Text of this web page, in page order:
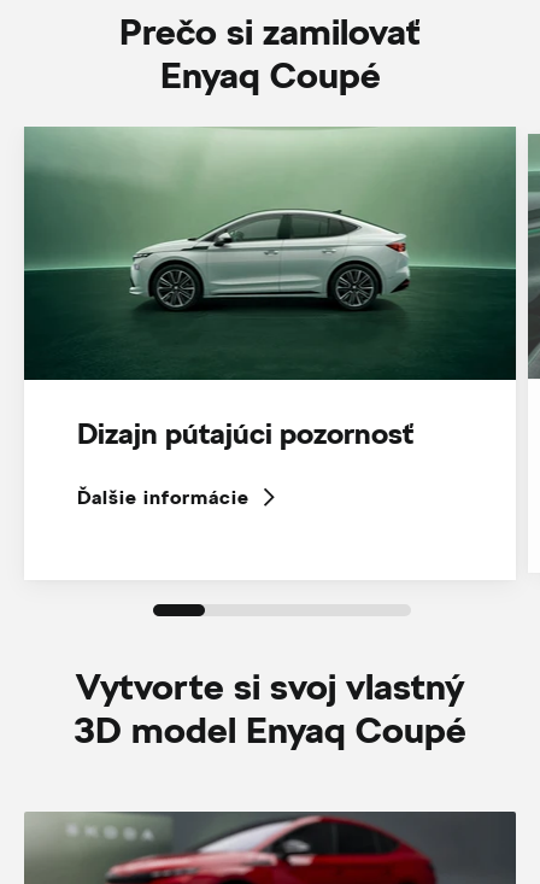
Prečo si zamilovať
Enyaq Coupé
Dizajn pútajúci pozornosť
Ďalšie informácie
Vytvorte si svoj vlastný
3D model Enyaq Coupé